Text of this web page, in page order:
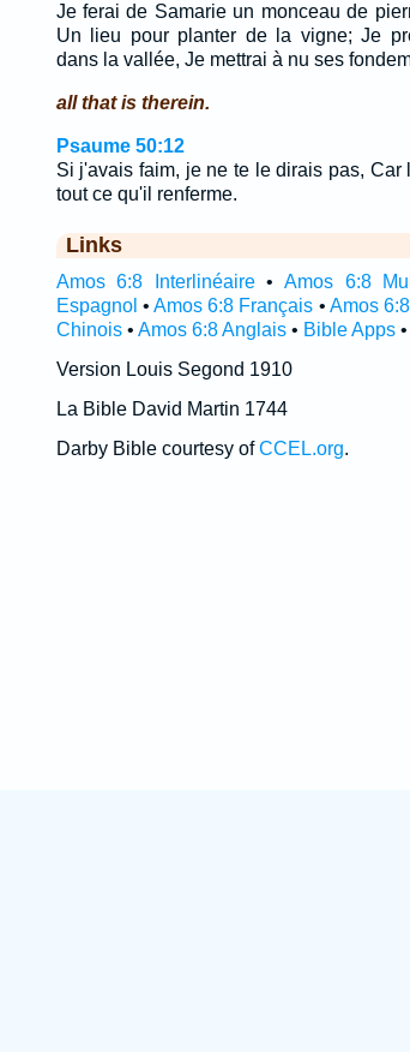
Je ferai de Samarie un monceau de
Un lieu pour planter de la vigne; Je
dans la vallée, Je mettrai à nu ses
all that is therein.
Psaume 50:12
Si j'avais faim, je ne te le dirais pas, Car
tout ce qu'il renferme.
Links
Amos 6:8 Interlinéaire• Amos 6:8
Espagnol • Amos 6:8 Français • Amos
Chinois• Amos 6:8 Anglais• Bible Apps•
Version Louis Segond 1910
La Bible David Martin 1744
Darby Bible courtesy ofCCEL.org.